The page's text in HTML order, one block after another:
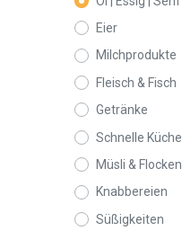
Eier
Milchprodukte
Fleisch & Fisch
Getränke
Schnelle Küche
Müsli & Flocken
Knabbereien
Süßigkeiten